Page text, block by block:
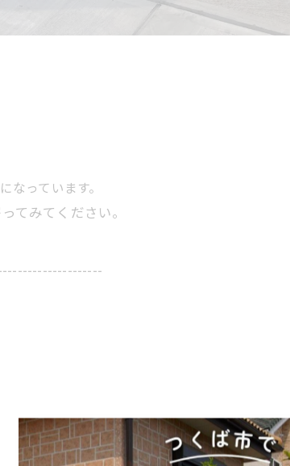
なっています。
てみてください。